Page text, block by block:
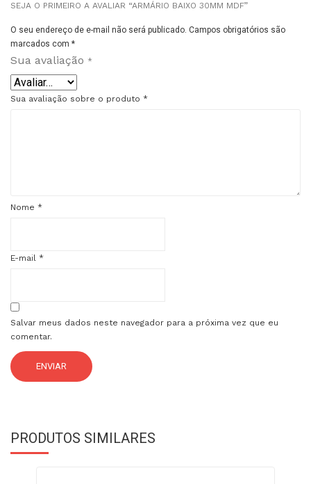
SEJA O PRIMEIRO A AVALIAR “ARMÁRIO BAIXO 30MM MDF”
O seu endereço de e-mail não será publicado. Campos obrigatórios são
marcados com *
Sua avaliação *
Sua avaliação sobre o produto *
Nome *
E-mail *
Salvar meus dados neste navegador para a próxima vez que eu
comentar.
PRODUTOS SIMILARES